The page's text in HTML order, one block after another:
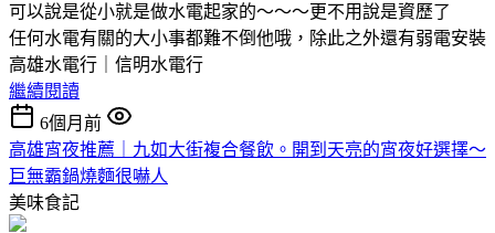
可以說是從小就是做水電起家的～～～更不用說是資歷了
任何水電有關的大小事都難不倒他哦，除此之外還有弱電安裝
高雄水電行｜信明水電行
繼續閱讀
6個月前
高雄宵夜推薦｜九如大街複合餐飲。開到天亮的宵夜好選擇～
巨無霸鍋燒麵很嚇人
美味食記